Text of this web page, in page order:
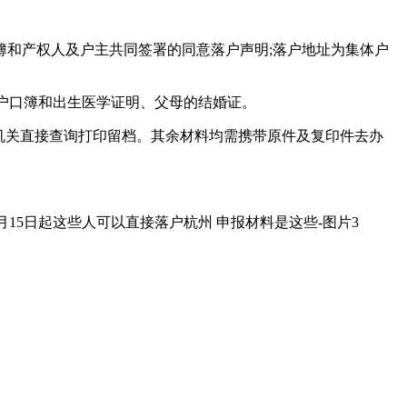
产权人及户主共同签署的同意落户声明;落户地址为集体户
簿和出生医学证明、父母的结婚证。
直接查询打印留档。其余材料均需携带原件及复印件去办